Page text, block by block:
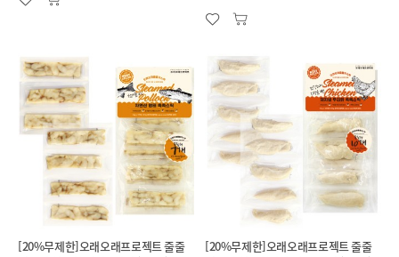
[20%무제한]오래오래프로젝트 줄줄
[20%무제한]오래오래프로젝트 줄줄